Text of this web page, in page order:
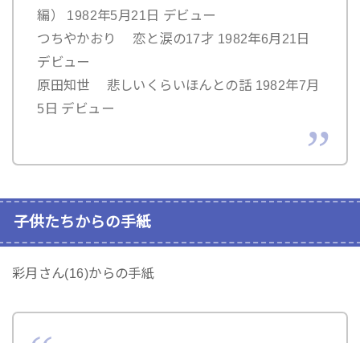
編） 1982年5月21日 デビュー
つちやかおり 恋と涙の17才 1982年6月21日
デビュー
原田知世 悲しいくらいほんとの話 1982年7月
5日 デビュー
子供たちからの手紙
彩月さん(16)からの手紙